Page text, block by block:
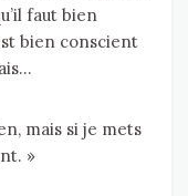
faut bien
bien conscient
mais si je mets
»